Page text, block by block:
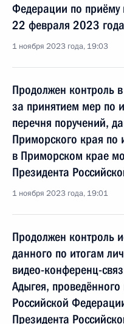
Федерации по приёму
22 февраля 2023 года
1 ноября 2023 года, 19:03
Продолжен контроль
за принятием мер по
перечня поручений,
Приморского края по
в Приморском крае
Президента
1 ноября 2023 года, 19:01
Продолжен контроль
данного по итогам
видео-конференц-
Адыгея,
Российской
Президента